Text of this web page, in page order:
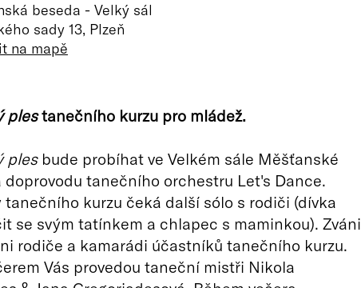
beseda - Velký sál
sady 13, Plzeň
na mapě
plestanečního kurzu pro mládež.
plesbude probíhat ve Velkém sále Měšťanské
doprovodu tanečního orchestru Let's Dance.
kurzu čeká další sólo s rodiči (dívka
se svým tatínkem a chlapec s maminkou). Zváni
rodiče a kamarádi účastníků tanečního kurzu.
Vás provedou taneční mistři Nikola